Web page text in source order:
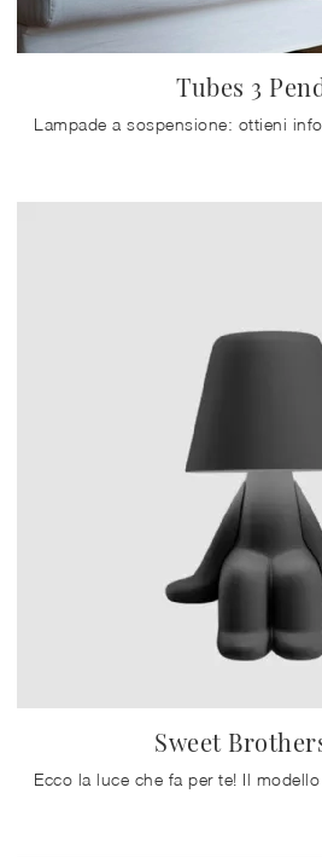
Tubes 3
Sweet